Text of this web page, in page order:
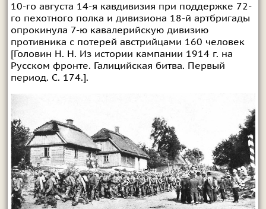
10-го августа 14-я кавдивизия при поддержке 72-
го пехотного полка и дивизиона 18-й артбригады
опрокинула 7-ю кавалерийскую дивизию
противника с потерей австрийцами 160 человек
[Головин Н. Н. Из истории кампании 1914 г. на
Русском фронте. Галицийская битва. Первый
период. С. 174.].